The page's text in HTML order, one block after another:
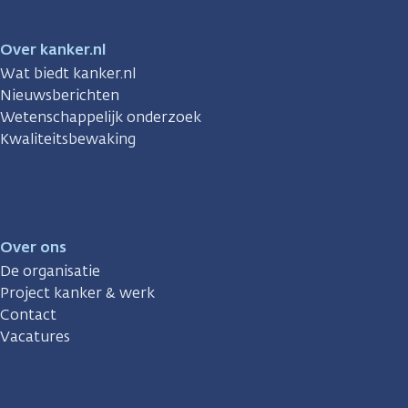
Over kanker.nl
Wat biedt kanker.nl
Nieuwsberichten
Wetenschappelijk onderzoek
Kwaliteitsbewaking
Over ons
De organisatie
Project kanker & werk
Contact
Vacatures